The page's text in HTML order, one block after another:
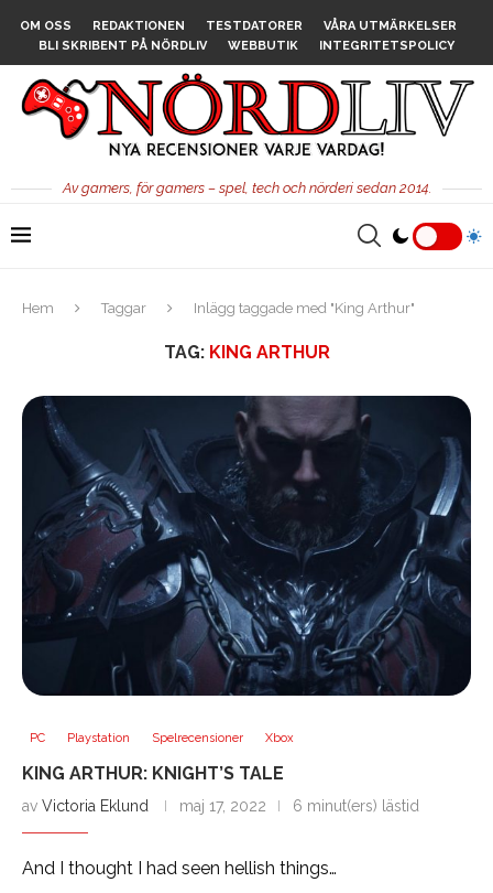
OM OSS REDAKTIONEN TESTDATORER
VÅRA UTMÄRKELSER
BLI SKRIBENT PÅ NÖRDLIV
WEBBUTIK INTEGRITETSPOLICY
Av gamers, för gamers – spel, tech och nörderi sedan 2014.
Hem Taggar Inlägg taggade med "King Arthur"
TAG: KING ARTHUR
PC Playstation Spelrecensioner Xbox
KING ARTHUR: KNIGHT’S TALE
av Victoria Eklund maj 17, 2022 6 minut(ers) lästid
And I thought I had seen hellish things…